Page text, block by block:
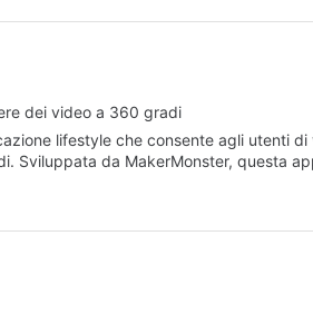
dei video a 360 gradi
lifestyle che consente agli utenti
Sviluppata da MakerMonster, questa